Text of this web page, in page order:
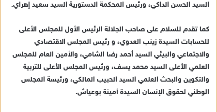
السيد الحسن الداكي، ورئيس المحكمة الدستورية السيد سعيد إهراي.
كما تقدم للسلام على صاحب الجلالة الرئيس الأول للمجلس الأعلى
للحسابات السيدة زينب العدوي، و رئيس المجلس الاقتصادي
والاجتماعي والبيئي السيد أحمد رضا الشامي، والأمين العام للمجلس
العلمي الأعلى السيد محمد يسف، ورئيس المجلس الأعلى للتربية
والتكوين والبحث العلمي السيد الحبيب المالكي، ورئيسة المجلس
الوطني لحقوق الإنسان السيدة أمينة بوعياش.